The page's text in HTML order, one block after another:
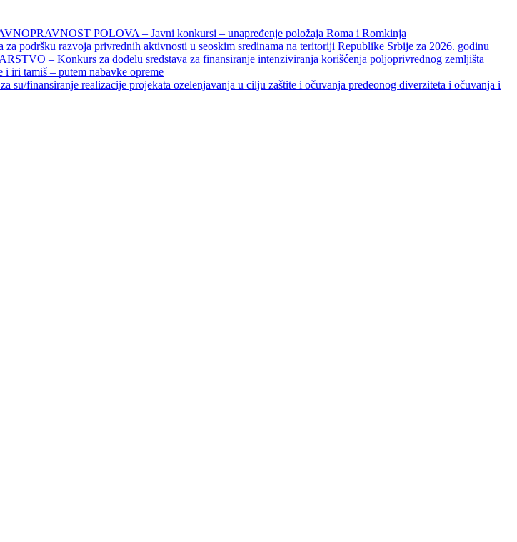
POLOVA – Javni konkursi – unapređenje položaja Roma i Romkinja
podršku razvoja privrednih aktivnosti u seoskim sredinama na teritoriji Republike Srbije za 2026. godinu
– Konkurs za dodelu sredstava za finansiranje intenziviranja korišćenja poljoprivrednog zemljišta
iri tamiš ‒ putem nabavke opreme
finansiranje realizacije projekata ozelenjavanja u cilju zaštite i očuvanja predeonog diverziteta i očuvanja i